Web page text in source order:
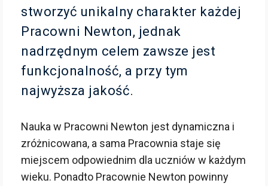
stworzyć unikalny charakter każdej
Pracowni Newton, jednak
nadrzędnym celem zawsze jest
funkcjonalność, a przy tym
najwyższa jakość.
Nauka w Pracowni Newton jest dynamiczna i
zróżnicowana, a sama Pracownia staje się
miejscem odpowiednim dla uczniów w każdym
wieku. Ponadto Pracownie Newton powinny